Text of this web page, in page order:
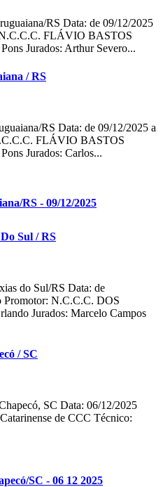
RS Data: de 09/12/2025
FLÁVIO BASTOS
Jurados: Arthur Severo...
/ RS
RS Data: de 09/12/2025 a
FLÁVIO BASTOS
Jurados: Carlos...
RS - 09/12/2025
Sul / RS
do Sul/RS Data: de
Promotor: N.C.C.C. DOS
Jurados: Marcelo Campos
/ SC
SC Data: 06/12/2025
de CCC Técnico:
SC - 06 12 2025